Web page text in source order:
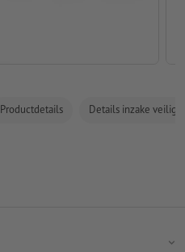
Productdetails Details inzake